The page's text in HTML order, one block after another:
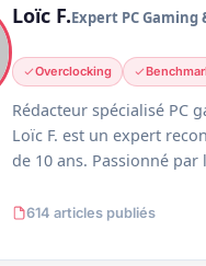
Loïc F.Expert PC
Overclocking
Rédacteur spécialisé PC
Loïc F. est un expert
de 10 ans. Passionné
614 articles publiés